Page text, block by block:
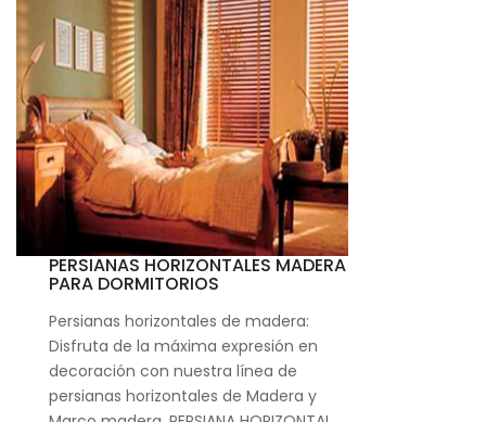
PERSIANAS HORIZONTALES MADERA
PARA DORMITORIOS
Persianas horizontales de madera:
Disfruta de la máxima expresión en
decoración con nuestra línea de
persianas horizontales de Madera y